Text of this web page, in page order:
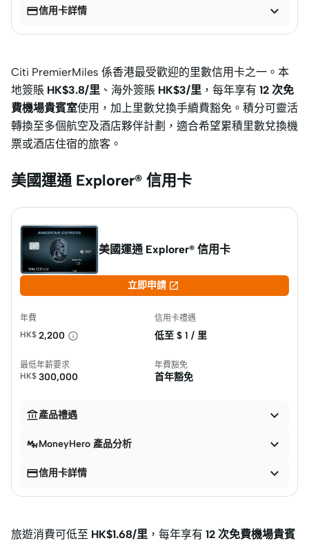
信用卡詳情 
Citi PremierMiles 係香港最受歡迎的里數信用卡之一。本
地簽賬 HK$3.8/里 、海外簽賬 HK$3/里 ，每年享有 12 次免
費機場貴賓室使用，加上里數兌換手續費豁免。積分可靈活
轉換至多個航空及酒店夥伴計劃，適合希望累積里數兌換機
票或酒店住宿的旅客。
美國運通 Explorer® 信用卡
美國運通 Explorer® 信用卡
立即申請 
年費
HK$ 2,200
信用卡禮遇
低至 $ 1 / 里
最低年薪要求
HK$ 300,000
年費豁免
首年豁免
產品禮遇 
MoneyHero 產品分析 
信用卡詳情 
旅遊消費可低至 HK$1.68/里 ，每年享有 12 次免費機場貴賓